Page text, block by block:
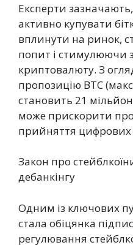
Експерти
активно купувати
вплинути на ринок,
попит і стимулюючи
криптовалюту. З
пропозицію BTC
становить 21
може прискорити
прийняття цифрових
Закон про
дебанкінгу
Одним із ключових
стала обіцянка
регулювання